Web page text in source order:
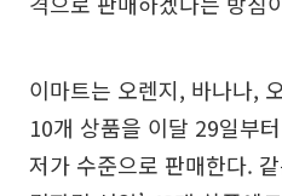
이마트는 오렌지, 바나나,
10개 상품을 이달 29일부
저가 수준으로 판매한다.